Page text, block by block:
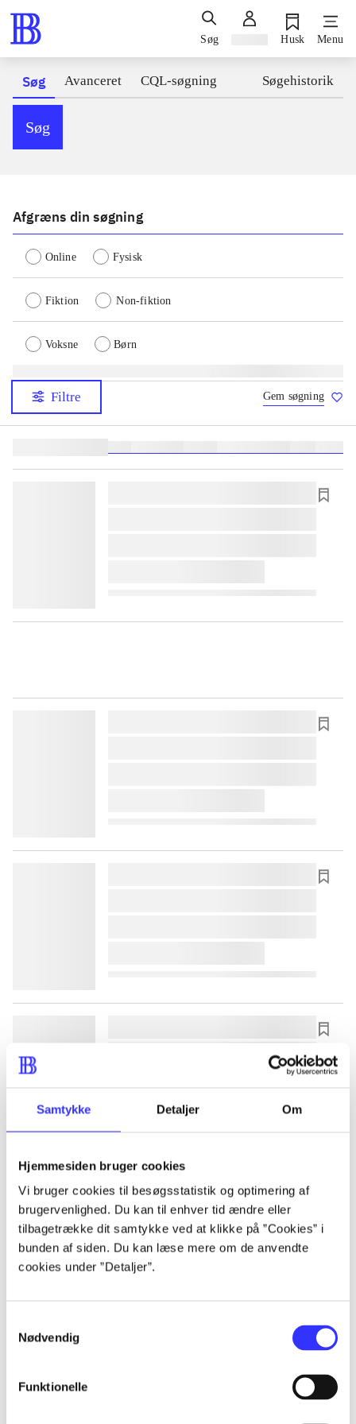
Samtykke Detaljer Om
Hjemmesiden bruger cookies
Vi bruger cookies til besøgsstatistik og optimering af
brugervenlighed. Du kan til enhver tid ændre eller
tilbagetrække dit samtykke ved at klikke på ”Cookies” i
bunden af siden. Du kan læse mere om de anvendte
cookies under ”Detaljer”.
Nødvendig
Funktionelle
Søg Husk Menu
Søg Avanceret CQL-søgning Søgehistorik
Søg
Afgræns din søgning
Online Fysisk
Fiktion Non-fiktion
Voksne Børn
Filtre Gem søgning
lorem ipsum dolor sit amet ...
lorem ipsum dolor sit amet ...
lorem ipsum dolor sit amet ...
lorem ipsum dolor sit amet ...
lorem ipsum dolor sit amet ...
lorem ipsum dolor sit amet ...
lorem ipsum dolor sit amet ...
lorem ipsum dolor sit amet ...
lorem ipsum dolor sit amet ...
lorem ipsum dolor sit amet ...
lorem ipsum dolor sit amet ...
lorem ipsum dolor sit amet ...
lorem ipsum dolor sit amet ...